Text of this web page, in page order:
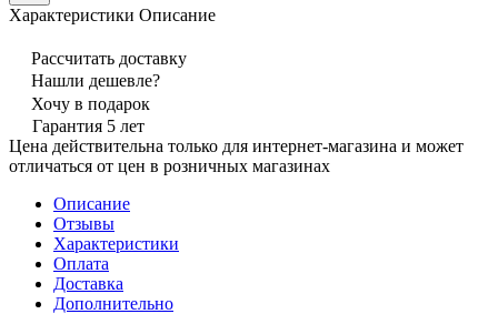
Характеристики Описание
Рассчитать доставку
Нашли дешевле?
Хочу в подарок
Гарантия 5 лет
Цена действительна только для интернет-магазина и может
отличаться от цен в розничных магазинах
Описание
Отзывы
Характеристики
Оплата
Доставка
Дополнительно